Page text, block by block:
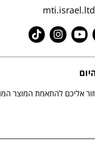
אליכם להתאמת המוצר